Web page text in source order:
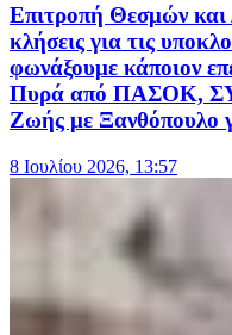
Επιτροπή Θεσμών και
κλήσεις για τις
φωνάξουμε κάποιον
Πυρά από ΠΑΣΟΚ,
Ζωής με Ξανθόπουλο
8 Ιουλίου 2026, 13:57